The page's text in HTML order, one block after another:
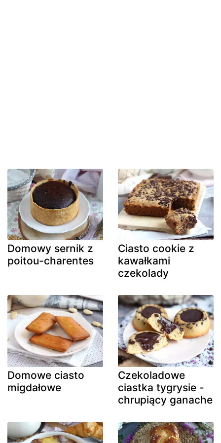
Domowy sernik z
poitou-charentes
Ciasto cookie z
kawałkami
czekolady
Domowe ciasto
migdałowe
Czekoladowe
ciastka tygrysie -
chrupiący ganache